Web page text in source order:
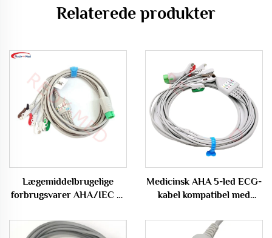
Relaterede produkter
Lægemiddelbrugelige
forbrugsvarer AHA/IEC 5-
kompatibel med Edan X12
Medicinsk AHA 5-led ECG-
kabel kompatibel med